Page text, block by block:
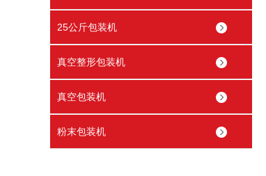
25公斤包装机
真空整形包装机
真空包装机
粉末包装机